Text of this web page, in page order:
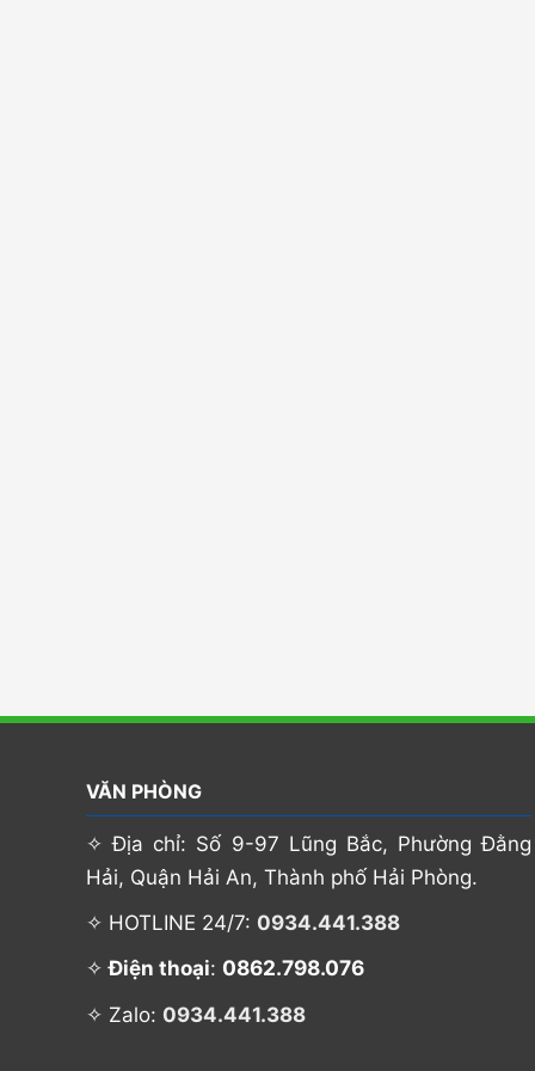
VĂN PHÒNG
✧ Địa chỉ: Số 9-97 Lũng Bắc, Phường Đằng
Hải, Quận Hải An, Thành phố Hải Phòng.
✧ HOTLINE 24/7: 0934.441.388
✧Điện thoại: 0862.798.076
✧ Zalo: 0934.441.388